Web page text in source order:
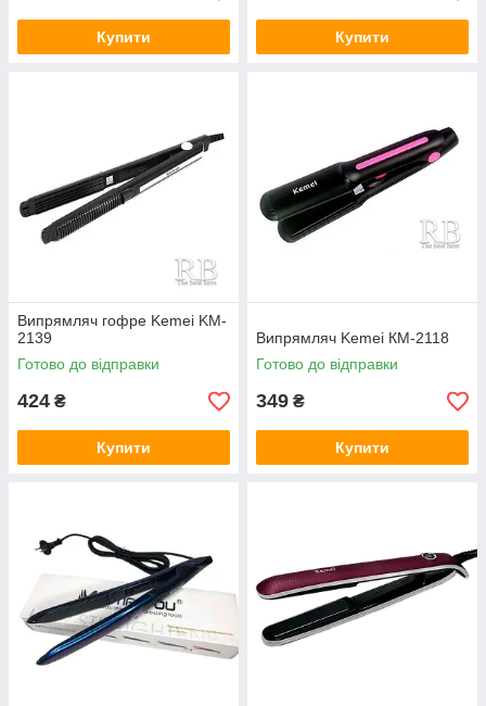
Купити Купити
Випрямляч гофре Kemei KM-
2139
Готово до відправки
424 ₴
Купити
Випрямляч Kemei КМ-2118
Готово до відправки
349 ₴
Купити